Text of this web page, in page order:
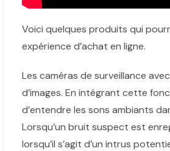
Voici quelques produits qui
expérience d’achat en ligne.
Les caméras de surveillance
d’images. En intégrant cette
d’entendre les sons ambiants
Lorsqu’un bruit suspect est
lorsqu’il s’agit d’un intrus